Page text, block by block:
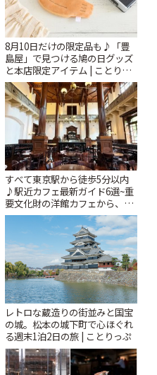
8月10日だけの限定品も♪「豊
島屋」で見つける鳩の日グッズ
と本店限定アイテム | ことりっ
ぷ
すべて東京駅から徒歩5分以内
♪駅近カフェ最新ガイド6選~重
要文化財の洋館カフェから、改
札すぐのレトロ喫茶まで~ | こと
レトロな蔵造りの街並みと国宝
の城。松本の城下町で心ほぐれ
る週末1泊2日の旅 | ことりっぷ